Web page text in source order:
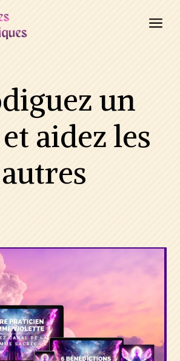
a
un
aidez les
autres